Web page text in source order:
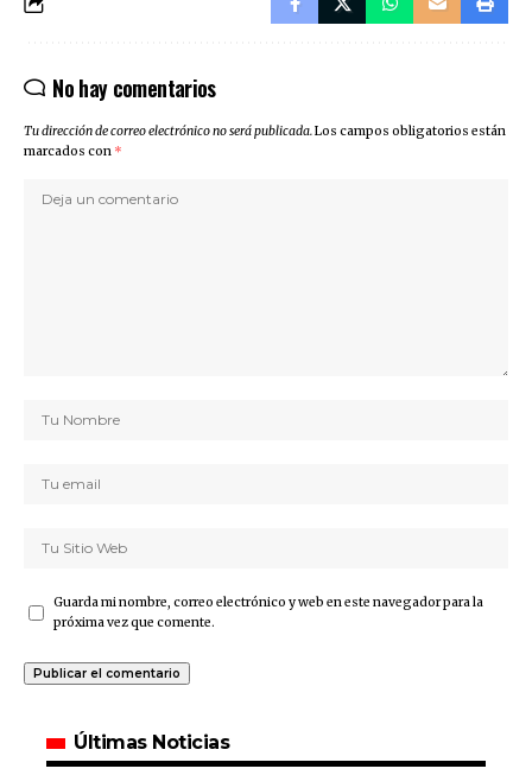
No hay comentarios
Tu dirección de correo electrónico no será publicada.Los campos obligatorios están
marcados con *
Guarda mi nombre, correo electrónico y web en este navegador para la
próxima vez que comente.
Últimas Noticias